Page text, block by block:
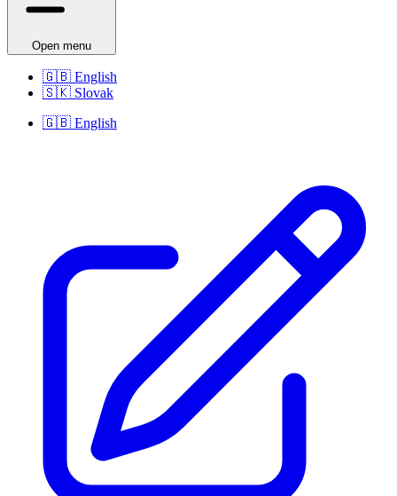
Open menu
🇬🇧 English
🇸🇰 Slovak
🇬🇧 English